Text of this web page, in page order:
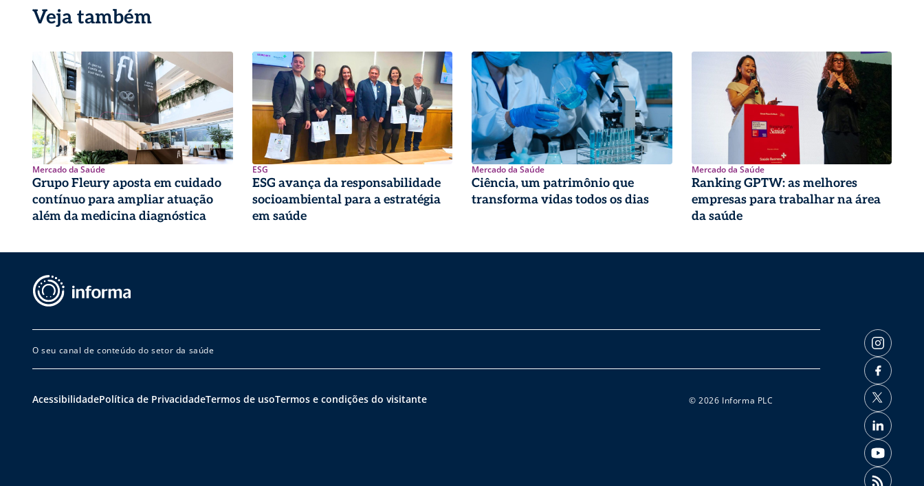
Veja também
Mercado da Saúde
Grupo Fleury aposta em cuidado
contínuo para ampliar atuação
além da medicina diagnóstica
ESG
ESG avança da responsabilidade
socioambiental para a estratégia
em saúde
Mercado da Saúde
Ciência, um patrimônio que
transforma vidas todos os dias
Mercado da Saúde
Ranking GPTW: as melhores
empresas para trabalhar na área
da saúde
O seu canal de conteúdo do setor da saúde
AcessibilidadePolítica de PrivacidadeTermos de usoTermos e condições do visitante © 2026 Informa PLC